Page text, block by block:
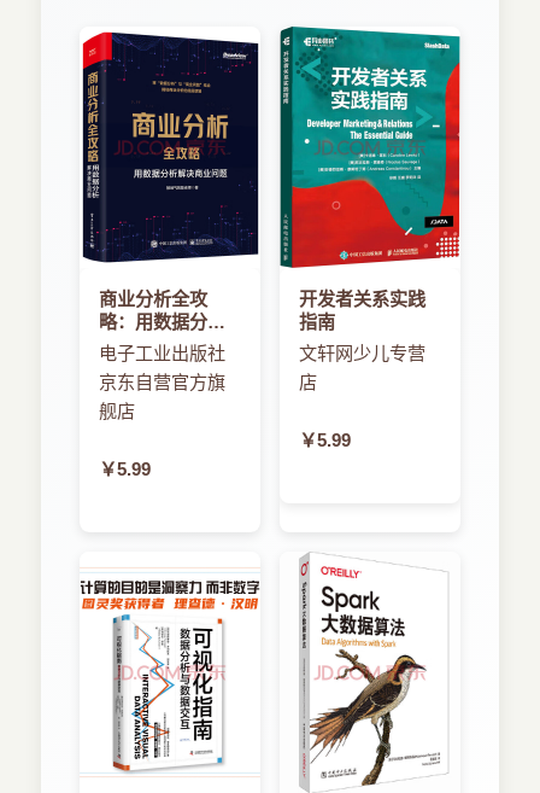
3.4 使用Google云存储服务 31
3.4.1 Google Bigtable 32
3.4.2 Google Cloud Datastore 33
3.5 使用OpenStack云存储服务 34
3.6 用Globus传输和共享数据 35
3.6.1 用Globus传输数据 36
3.6.2 用Globus共享数据 38
3.7 小结 38
3.8 资源 39
第二部分 云中的计算
第4章 计算即服务 43
4.1 虚拟机和容器 43
4.2 先进的计算服务 45
4.3 无服务器计算 46
4.4 公有云计算的优缺点 46
第5章 虚拟机的使用和管理 49
5.2.2 连接存储 52
5.3 Azure虚拟机 54
5.4 谷歌云虚拟机服务 55
5.5 Jetstream虚拟机服务 55
5.6 小结 56
5.7 资源 57
第6章 使用和管理容器 58
6.1 容器的基础知识 58
Alexa购买我们的日用品。云技术让许多公司得以将
其信息技术外包到云供应商，从而削减了成本，提
高了速率。大量以前的手工工作通过运行在云设施
上的软件得以自动化，正如1960年McCarthy所设
想的以及20世纪90年代网格所探索的那样，现在则
通过像亚马逊、谷歌和微软这样的云供应商得以大
规模实现。
那么云计算在科学和工程方面的应用是怎样的呢？
许多科学家和工程师在工作中使用像Dropbox、
云服务。但是他们还远远没有享受到云计算的全面
福利。有一些技术应用运行在云计算机上，但是很
少有研究人员将其他部分外包到云平台上。这是一
种机会的浪费。毕竟，科学和工程虽然是令人着迷
且开发心智的专业，但是也包含许多平凡的很花费
时间的活动。为什么不通过自动化和外包来加速科
学探索（并享有更多乐趣）呢？我们相信对这个问
面有效应用云的新思考方式。我们不奢望能够提供
一本全面的云计算指导，因为主要的云供应商运行
着成百上千的服务，当然有许多在科学和工程方面
可以有效应用的服务没有涵盖在本书中。但我们确
实描述了精华的部分，并给出了把你的工作整合到
云服务中的必要概念。
下面是一些大家常问的问题，我们也将在书中尽力
提供答案：我应该买一个集群还是使用云？如果使
用商务云，我的基金会为此付费吗？我可以把数据
商业分析全攻
略：用数据分析
解决商业问题
电子工业出版社
京东自营官方旗
舰店
￥5.99
开发者关系实践
指南
文轩网少儿专营
店
￥5.99